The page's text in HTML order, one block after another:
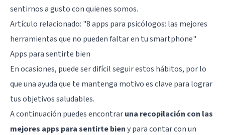
sentirnos a gusto con quienes somos.
Artículo relacionado: "8 apps para psicólogos: las mejores
herramientas que no pueden faltar en tu smartphone"
Apps para sentirte bien
En ocasiones, puede ser difícil seguir estos hábitos, por lo
que una ayuda que te mantenga motivo es clave para lograr
tus objetivos saludables.
A continuación puedes encontraruna recopilación con las
mejores apps para sentirte bieny para contar con un